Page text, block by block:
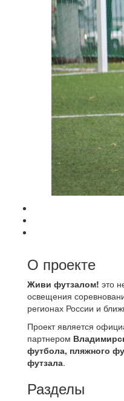
О проекте
Живи футзалом! это
освещения
регионах России и
Проект является
партнером
футбола, пляжного
футзала.
Разделы